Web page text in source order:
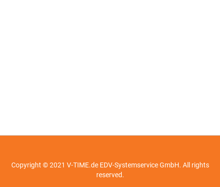
Copyright © 2021 V-TIME.de EDV-Systemservice GmbH. All rights
reserved.